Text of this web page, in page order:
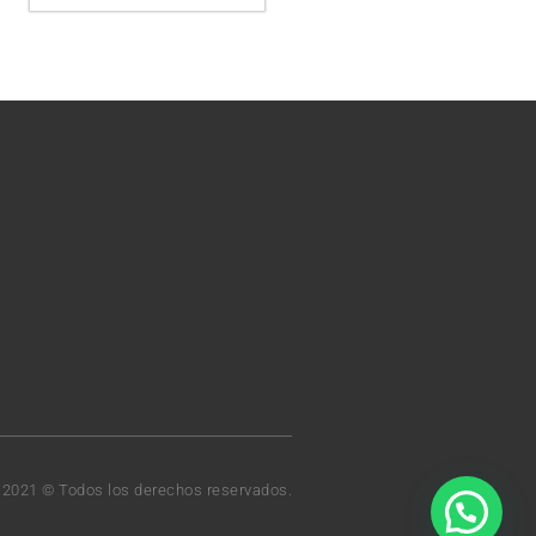
© Todos los derechos reservados.